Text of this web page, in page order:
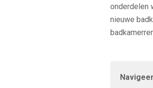
onderdelen
nieuwe